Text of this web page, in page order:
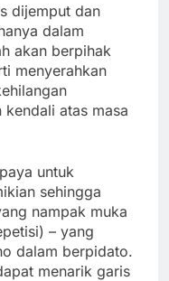
dijemput dan
dalam
akan berpihak
menyerahkan
atas masa
untuk
sehingga
nampak muka
– yang
dalam berpidato.
menarik garis